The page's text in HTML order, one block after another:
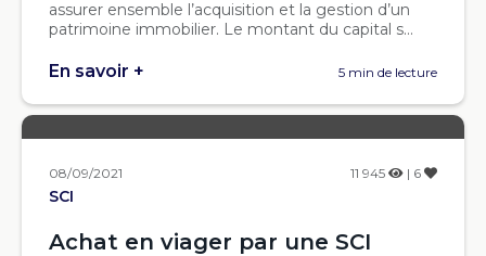
assurer ensemble l’acquisition et la gestion d’un
patrimoine immobilier. Le montant du capital s...
En savoir + 5 min de lecture
08/09/2021 11 945 | 6
SCI
Achat en viager par une SCI